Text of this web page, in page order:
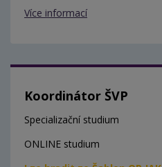
Více informací
Koordinátor ŠVP
Specializační studium
ONLINE studium